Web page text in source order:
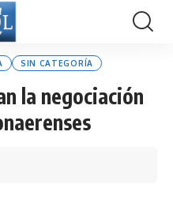
SIN CATEGORÍA
la negociación